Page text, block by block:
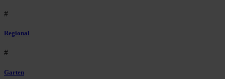
#
Regional
#
Garten